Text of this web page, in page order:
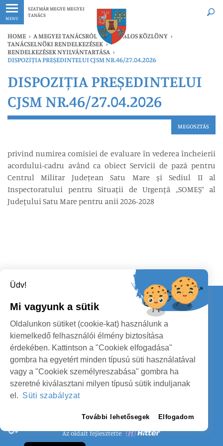
MENU
SZATMÁR MEGYE MEGYEI
TANÁCS
Legfrissebb Bármikor
HOME › A MEGYEI TANÁCSRÓL › HIVATALOS KÖZLÖNY ›
TANÁCSELNÖKI RENDELKEZÉSEK ›
RENDELKEZÉSEK NYILVÁNTARTÁSA ›
DISPOZIȚIA PREȘEDINTELUI CJSM NR.46/27.04.2026
DISPOZIȚIA PREȘEDINTELUI
CJSM NR.46/27.04.2026
MEGOSZTÁS
privind numirea comisiei de evaluare în vederea încheierii
acordului-cadru având ca obiect Servicii de pază pentru
Centrul Militar Județean Satu Mare și Sediul II al
Inspectoratului pentru Situaţii de Urgenţă „SOMEȘ” al
Judeţului Satu Mare pentru anii 2026-2028
SZEMÉLYES ADATOK VÉDELME
Az oldalt fejlesztette
SZATMÁR MEGYE MEGYEI TANÁCS
Kapcsolat
KÖVESSENEK
Üdv!
Mi vagyunk a sütik
Oldalunkon sütiket (cookie-kat) használunk a
kiemelkedő felhasználói élmény biztosítása
érdekében. Kattintson a "Cookiek elfogadása"
gombra ha egyetért minden típusú süti használatával
vagy a "Cookiek személyreszabása" gombra ha
szeretné kiválasztani milyen típusú sütik induljanak
el. Süti szabályzat
További lehetősegek Elfogadom